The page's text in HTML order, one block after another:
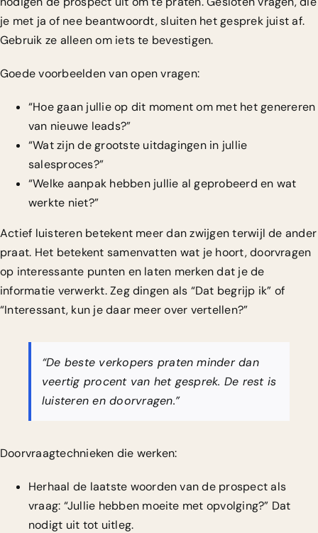
je met ja of nee beantwoordt, sluiten het gesprek juist af.
Gebruik ze alleen om iets te bevestigen.
Goede voorbeelden van open vragen:
“Hoe gaan jullie op dit moment om met het genereren
van nieuwe leads?”
“Wat zijn de grootste uitdagingen in jullie
salesproces?”
“Welke aanpak hebben jullie al geprobeerd en wat
werkte niet?”
Actief luisteren betekent meer dan zwijgen terwijl de ander
praat. Het betekent samenvatten wat je hoort, doorvragen
op interessante punten en laten merken dat je de
informatie verwerkt. Zeg dingen als “Dat begrijp ik” of
“Interessant, kun je daar meer over vertellen?”
“De beste verkopers praten minder dan
veertig procent van het gesprek. De rest is
luisteren en doorvragen.”
Doorvraagtechnieken die werken:
Herhaal de laatste woorden van de prospect als
vraag: “Jullie hebben moeite met opvolging?” Dat
nodigt uit tot uitleg.